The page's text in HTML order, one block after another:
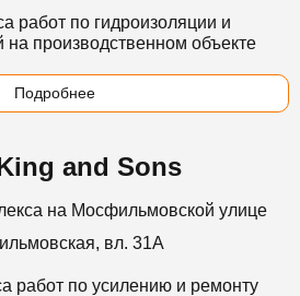
работ по гидроизоляции и
на производственном объекте
Подробнее
and Sons
на Мосфильмовской улице
вл. 31А
работ по усилению и ремонту